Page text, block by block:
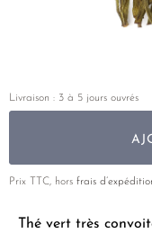
GENMAICHA
POUDRE DE
RICHES EN
KABUSECHA
MIYAZAKI
SHIBUSHI
UJI
THÉ JAUNE
COFFRETS &
PHOENIX
ZHANGPING
JAPON
THAÏLANDE
TURQUIE
CLASSIQUES
COFFRETS &
THÉS
ENCENS
Thé vert très
Livraison : 3 à 5 jours ouvrés
Prix TTC, hors frais